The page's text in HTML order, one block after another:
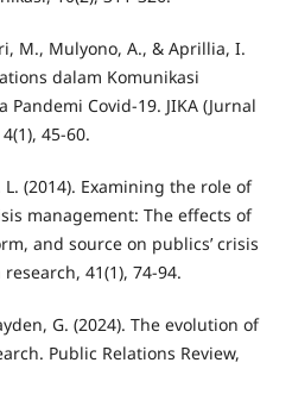
M., Mulyono, A., & Aprillia, I.
dalam Komunikasi
Covid-19. JIKA (Jurnal
45-60.
L. (2014). Examining the role of
management: The effects of
and source on publics’ crisis
41(1), 74-94.
G. (2024). The evolution of
Public Relations Review,